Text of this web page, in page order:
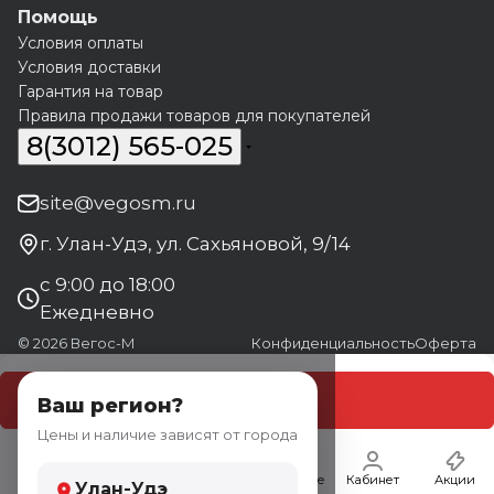
Главная Каталог Избранные Кабинет Акции
Помощь
Условия оплаты
Условия доставки
Гарантия на товар
Правила продажи товаров для покупателей
8(3012) 565-025
site@vegosm.ru
г. Улан-Удэ, ул. Сахьяновой, 9/14
с 9:00 до 18:00
Ежедневно
© 2026 Вегос-М КонфиденциальностьОферта
Ваш регион?
Цены и наличие зависят от города
Улан-Удэ